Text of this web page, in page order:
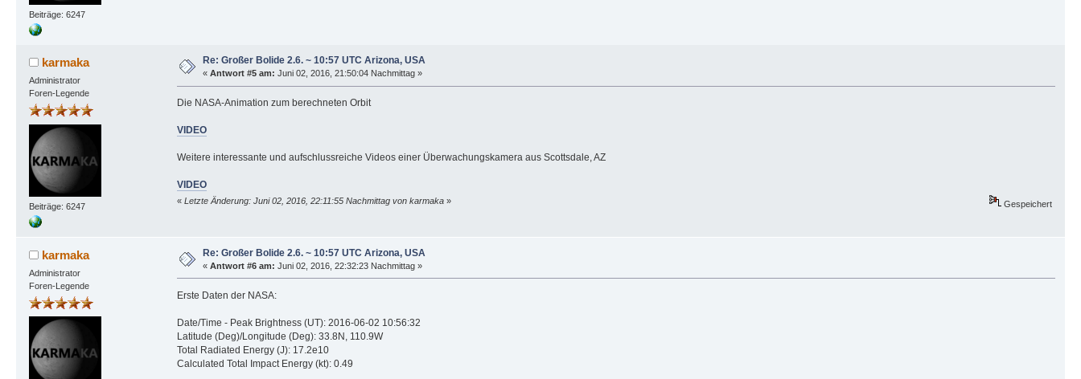
Beiträge: 6247
karmaka
Administrator
Foren-Legende
Beiträge: 6247
Re: Großer Bolide 2.6. ~ 10:57 UTC Arizona, USA
« Antwort #5 am: Juni 02, 2016, 21:50:04 Nachmittag »
Die NASA-Animation zum berechneten Orbit
VIDEO
Weitere interessante und aufschlussreiche Videos einer Überwachungskamera aus Scottsdale, AZ
VIDEO
« Letzte Änderung: Juni 02, 2016, 22:11:55 Nachmittag von karmaka» Gespeichert
karmaka
Administrator
Foren-Legende
Re: Großer Bolide 2.6. ~ 10:57 UTC Arizona, USA
« Antwort #6 am: Juni 02, 2016, 22:32:23 Nachmittag »
Erste Daten der NASA:
Date/Time - Peak Brightness (UT): 2016-06-02 10:56:32
Latitude (Deg)/Longitude (Deg): 33.8N, 110.9W
Total Radiated Energy (J): 17.2e10
Calculated Total Impact Energy (kt): 0.49